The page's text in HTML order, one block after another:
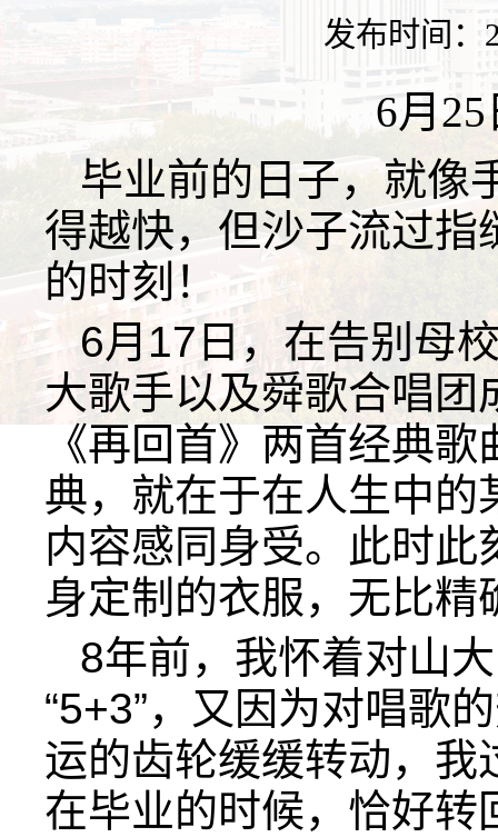
发布时间：
6月
毕业前的日子，就像
得越快，但沙子流过指
的时刻！
6月17日，在告别母
大歌手以及舜歌合唱
《再回首》两首经典
典，就在于在人生中的
内容感同身受。此时
身定制的衣服，无比
8年前，我怀着对山
“5+3”，又因为对唱歌
运的齿轮缓缓转动，我
在毕业的时候，恰好转